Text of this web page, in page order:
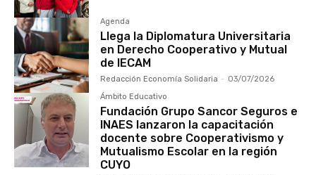
Agenda
Llega la Diplomatura Universitaria
en Derecho Cooperativo y Mutual
de IECAM
Redacción Economía Solidaria - 03/07/2026
Ámbito Educativo
Fundación Grupo Sancor Seguros e
INAES lanzaron la capacitación
docente sobre Cooperativismo y
Mutualismo Escolar en la región
CUYO